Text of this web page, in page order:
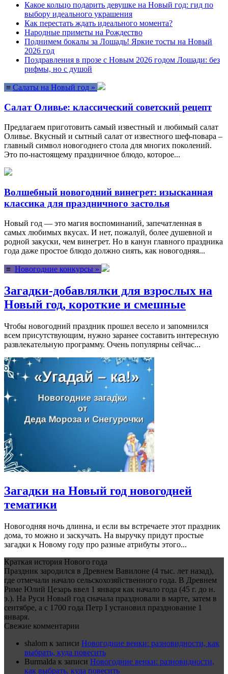
Какое кольцо подарить девушке на Новый год: гид по
выбору идеального украшения
Как перестать ждать идеального момента?
Народные приметы на Рождество
Поднимем бокалы за Лошадь! Яркие тосты на Новый
2026 год
Поздравления в прозе с Новым 2026 годом Лошади: без
рифмы, но с душой
≡ Салаты на Новый год »
Салат Оливье: классический советский рецепт
Предлагаем приготовить самый известный и любимый салат
Оливье. Вкусный и сытный салат от известного шеф-повара –
главный символ новогоднего стола для многих поколений.
Это по-настоящему праздничное блюдо, которое...
Волшебный новогодний винегрет: изысканная
классика для праздничного застолья
Новый год — это магия воспоминаний, запечатленная в
самых любимых вкусах. И нет, пожалуй, более душевной и
родной закуски, чем винегрет. Но в канун главного праздника
года даже простое блюдо должно сиять, как новогодняя...
≡ Новогодние конкурсы »
Загадки-добавлялки для взрослых на
Новый год, короткие и смешные
Чтобы новогодний праздник прошел весело и запомнился
всем присутствующим, нужно заранее составить интересную
развлекательную программу. Очень популярны сейчас...
Загадки на Новый год новогодней
тематики
Новогодняя ночь длинна, и если вы встречаете этот праздник
дома, то можно и заскучать. На выручку придут простые
загадки к Новому году про разные атрибуты этого...
Краткая история Нового года
Праздник зародился в Древнем Вавилоне (4 тыс. лет назад),
где отмечали начало сельскохозяйственного года. В Древнем
Риме Юлий Цезарь ввел 1 января как начало года (45 г. до н.
э.). На Руси Новый год сначала праздновали в марте, затем в
сентябре, а с 1700 года Петр I установил празднование 1
января.
Свежие комментарии
shalom к записи Новогодние венки: разновидности, как
выбрать, куда повесить
Burmalda к записи Новогодние венки: разновидности,
как выбрать, куда повесить